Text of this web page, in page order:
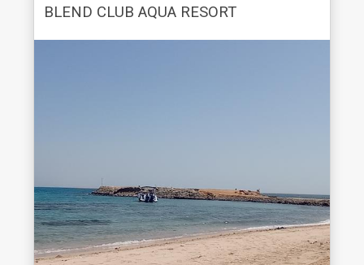
BLEND CLUB AQUA RESORT